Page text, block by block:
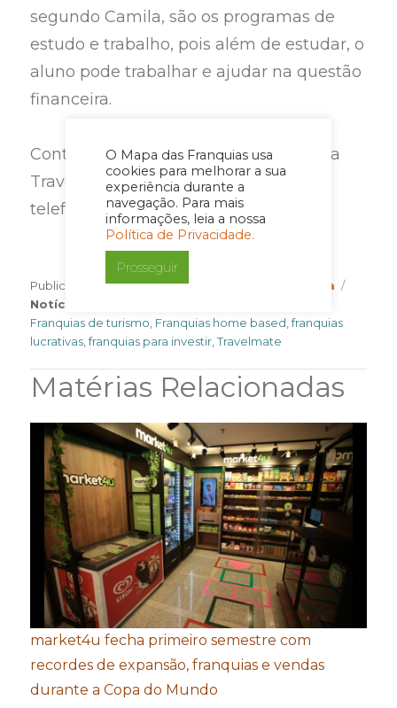
O Mapa das Franquias usa
cookies para melhorar a sua
experiência durante a
navegação. Para mais
informações, leia a nossa
Política de Privacidade.
Prosseguir
segundo Camila, são os programas de
estudo e trabalho, pois além de estudar, o
aluno pode trabalhar e ajudar na questão
financeira.
Contato da Agência de Intercâmbio da
TravelMate, de Blumenau:
telefone/whatsapp: (47) 99790-7766
Publicado em8 de outubro de 2021 Imprensa
Notícia
Franquias de turismo Franquias home based ,franquias
lucrativas ,franquias para investir ,Travelmate
Matérias Relacionadas
market4u fecha primeiro semestre com
recordes de expansão, franquias e vendas
durante a Copa do Mundo